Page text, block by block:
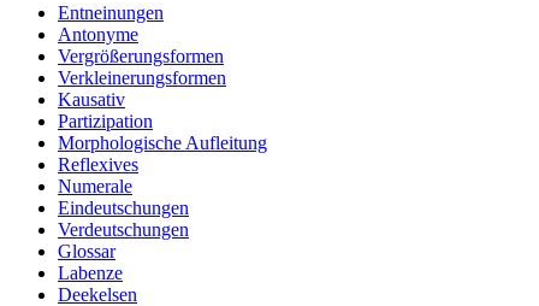
Entneinungen
Antonyme
Vergrößerungsformen
Verkleinerungsformen
Kausativ
Partizipation
Morphologische Aufleitung
Reflexives
Numerale
Eindeutschungen
Verdeutschungen
Glossar
Labenze
Deekelsen